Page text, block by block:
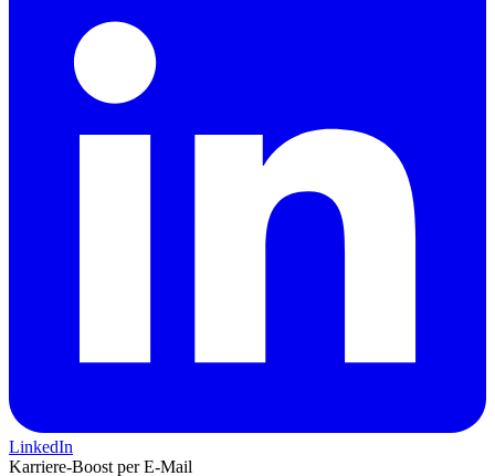
LinkedIn
Karriere-Boost per E-Mail